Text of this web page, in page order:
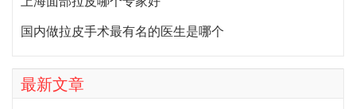
国内做拉皮手术最有名的医生是哪个
最新文章